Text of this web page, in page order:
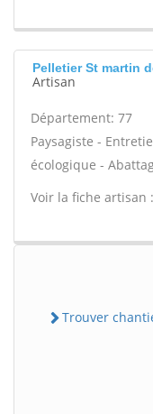
Pelletier St martin
Artisan
Département: 77
Paysagiste -
écologique -
Voir la fiche artisan :
Trouver